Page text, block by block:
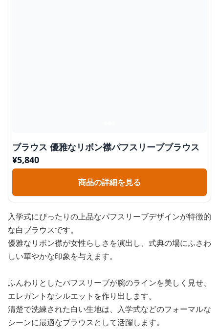
ブラウス 優雅なリボン襟パフスリーブブラウス
¥5,840
商品の詳細を見る
入学式にぴったりの上品なパフスリーブデザインが特徴的
な白ブラウスです。
優雅なリボン襟が女性らしさを演出し、式典の場にふさわ
しい華やかな印象を与えます。
ふんわりとしたパフスリーブが腕のラインを美しく見せ、
エレガントなシルエットを作り出します。
清楚で洗練された白い生地は、入学式などのフォーマルな
シーンに最適なブラウスとして活躍します。